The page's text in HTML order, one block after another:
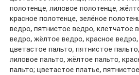
полотенце, лиловое полотенце,
красное полотенце, зелёное
ведро, пятнистое ведро, клетчатое
ведро, жёлтое ведро, красное
цветастое пальто, пятнистое
лиловое пальто, жёлтое пальто,
пальто; цветастое платье,